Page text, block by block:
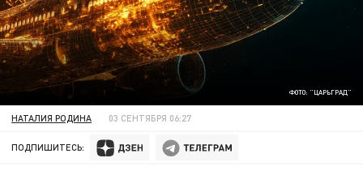
ФОТО: "ЦАРЬГРАД"
НАТАЛИЯ РОДИНА 03 СЕНТЯБРЯ 06:27
ПОДПИШИТЕСЬ: